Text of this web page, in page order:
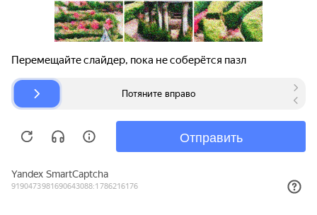
Авторазборки Карта сайта
© bibinet.ru - система поиска запчастей,
Copyright 2010-2026 Все права защищены